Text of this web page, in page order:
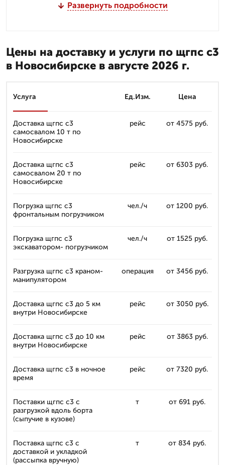
Развернуть подробности
Цены на доставку и услуги по щгпс с3
в Новосибирске в августе 2026 г.
Услуга Ед.Изм. Цена
Доставка щгпс с3
самосвалом 10 т по
Новосибирске
рейс от 4575 руб.
Доставка щгпс с3
самосвалом 20 т по
Новосибирске
рейс от 6303 руб.
Погрузка щгпс с3
фронтальным погрузчиком
чел./ч от 1200 руб.
Погрузка щгпс с3
экскаватором- погрузчиком
чел./ч от 1525 руб.
Разгрузка щгпс с3 краном-
манипулятором
операция от 3456 руб.
Доставка щгпс с3 до 5 км
внутри Новосибирске
рейс от 3050 руб.
Доставка щгпс с3 до 10 км
внутри Новосибирске
рейс от 3863 руб.
Доставка щгпс с3 в ночное
время
рейс от 7320 руб.
Поставки щгпс с3 с
разгрузкой вдоль борта
(сыпучие в кузове)
т от 691 руб.
Поставка щгпс с3 с
доставкой и укладкой
(рассыпка вручную)
т от 834 руб.